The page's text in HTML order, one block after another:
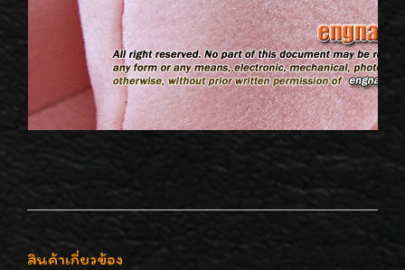
สินค้าเกี่ยวข้อง